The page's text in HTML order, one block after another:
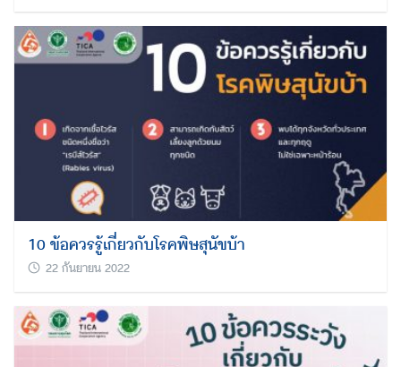
Search
10 ข้อควรรู้เกี่ยวกับโรคพิษสุนัขบ้า
22 กันยายน 2022